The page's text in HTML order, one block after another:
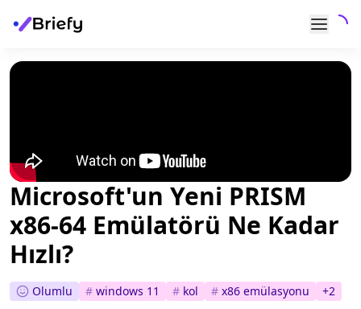
Microsoft'un Yeni PRISM
x86-64 Emülatörü Ne Kadar
Hızlı?
Olumlu # windows 11 # kol # x86 emülasyonu +2